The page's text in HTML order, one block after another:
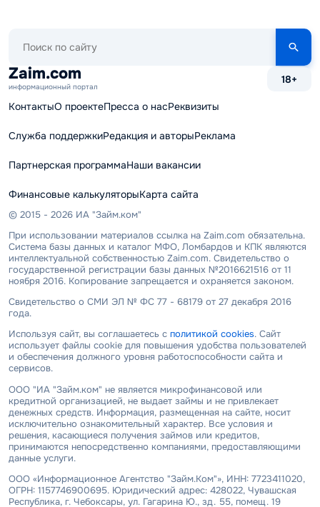
сайту
Zaim.com
информационный портал
18+
КонтактыО проектеПресса о насРеквизиты
Служба поддержкиРедакция и авторыРеклама
Партнерская программаНаши вакансии
Финансовые калькуляторыКарта сайта
© 2015 - 2026 ИА "Займ.ком"
При использовании материалов ссылка на Zaim.com обязательна.
Система базы данных и каталог МФО, Ломбардов и КПК являются
интеллектуальной собственностью Zaim.com. Свидетельство о
государственной регистрации базы данных №2016621516 от 11
ноября 2016. Копирование запрещается и охраняется законом.
Свидетельство о СМИ ЭЛ № ФС 77 - 68179 от 27 декабря 2016
года.
Используя сайт, вы соглашаетесь с политикой cookies. Сайт
использует файлы cookie для повышения удобства пользователей
и обеспечения должного уровня работоспособности сайта и
сервисов.
ООО "ИА "Займ.ком" не является микрофинансовой или
кредитной организацией, не выдает займы и не привлекает
денежных средств. Информация, размещенная на сайте, носит
исключительно ознакомительный характер. Все условия и
решения, касающиеся получения займов или кредитов,
принимаются непосредственно компаниями, предоставляющими
данные услуги.
ООО «Информационное Агентство "Займ.Ком"», ИНН: 7723411020,
ОГРН: 1157746900695. Юридический адрес: 428022, Чувашская
Республика, г. Чебоксары, ул. Гагарина Ю., зд. 55, помещ. 19